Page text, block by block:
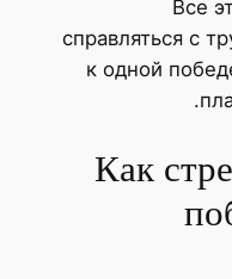
Все
справляться с
к одной
Как